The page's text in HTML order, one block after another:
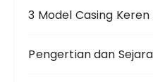
3 Model Casing
Pengertian dan